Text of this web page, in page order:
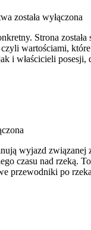
została wyłączona
Strona
wartościami,
i właścicieli
wyjazd
czasu nad
przewodniki po